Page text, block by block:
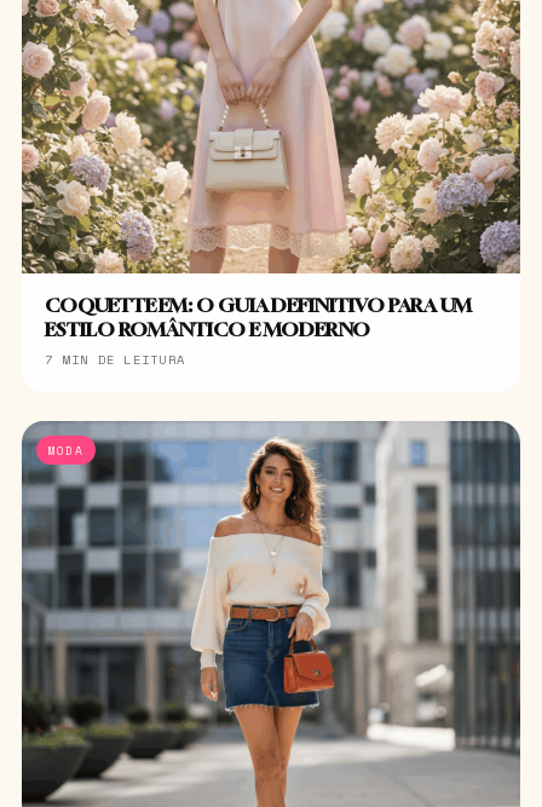
COQUETTE EM: O GUIA DEFINITIVO PARA UM
ESTILO ROMÂNTICO E MODERNO
7 MIN DE LEITURA
MODA